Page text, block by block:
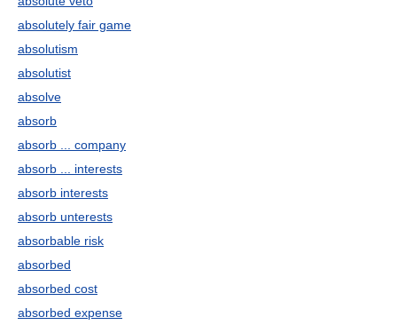
absolutely fair game
absolutism
absolutist
absolve
absorb
absorb ... company
absorb ... interests
absorb interests
absorb unterests
absorbable risk
absorbed
absorbed cost
absorbed expense